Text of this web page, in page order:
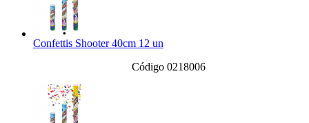
Confettis Shooter 40cm 12 un
Código 0218006